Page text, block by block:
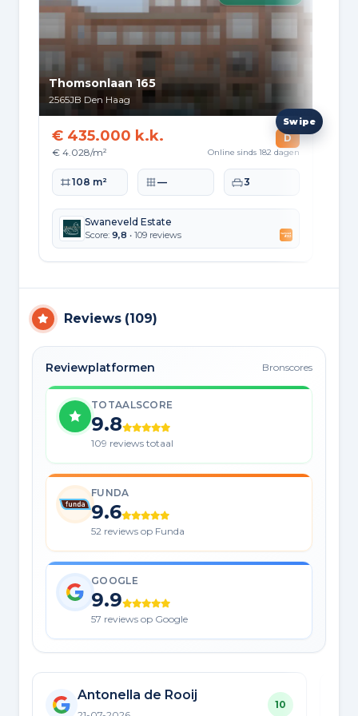
Thomsonlaan 165
2565JB Den Haag
€ 435.000 k.k.
€ 4.028/m²
D
Online sinds 182 dagen
Woonoppervlakte
108 m² Perceeloppervlakte
— Slaapkamers
3
Swaneveld Estate
Score: 9,8 • 109 reviews
Reviews (109)
Reviewplatformen Bronscores
TOTAALSCORE
9.8
109 reviews totaal
FUNDA
9.6
52 reviews op Funda
GOOGLE
9.9
57 reviews op Google
Antonella de Rooij
10